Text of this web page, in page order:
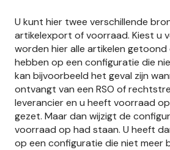
U kunt hier twee verschillende
artikelexport of voorraad. Kiest u
worden hier alle artikelen
hebben op een configuratie die
kan bijvoorbeeld het geval zijn
ontvangt van een RSO of
leverancier en u heeft voorraad
gezet. Maar dan wijzigt de
voorraad op had staan. U heeft
op een configuratie die niet meer